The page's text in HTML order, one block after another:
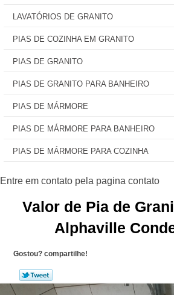
LAVATÓRIOS DE GRANITO
PIAS DE COZINHA EM GRANITO
PIAS DE GRANITO
PIAS DE GRANITO PARA BANHEIRO
PIAS DE MÁRMORE
PIAS DE MÁRMORE PARA BANHEIRO
PIAS DE MÁRMORE PARA COZINHA
Valor de Pia de
Alphaville
Gostou? compartilhe!